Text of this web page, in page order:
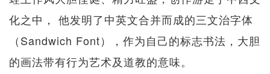
化之中， 他发明了中英文合并而成的三文治字体
（Sandwich Font），作为自己的标志书法，大胆
的画法带有行为艺术及道教的意味。